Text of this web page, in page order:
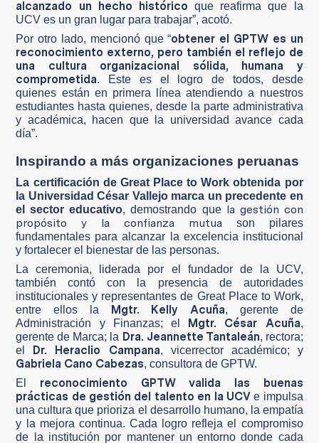
alcanzado un hecho histórico que reafirma que la
UCV es un gran lugar para trabajar”, acotó.
Por otro lado, mencionó que “obtener el GPTW es un
reconocimiento externo, pero también el reflejo de
una cultura organizacional sólida, humana y
comprometida. Este es el logro de todos, desde
quienes están en primera línea atendiendo a nuestros
estudiantes hasta quienes, desde la parte administrativa
y académica, hacen que la universidad avance cada
día”.
Inspirando a más organizaciones peruanas
La certificación de Great Place to Work obtenida por
la Universidad César Vallejo marca un precedente en
el sector educativo, demostrando que la gestión con
propósito y la confianza mutua son pilares
fundamentales para alcanzar la excelencia institucional
y fortalecer el bienestar de las personas.
La ceremonia, liderada por el fundador de la UCV,
también contó con la presencia de autoridades
institucionales y representantes de Great Place to Work,
entre ellos la Mgtr. Kelly Acuña, gerente de
Administración y Finanzas; el Mgtr. César Acuña,
gerente de Marca; la Dra. Jeannette Tantaleán, rectora;
el Dr. Heraclio Campana, vicerrector académico; y
Gabriela Cano Cabezas, consultora de GPTW.
El reconocimiento GPTW valida las buenas
prácticas de gestión del talento en la UCVe impulsa
una cultura que prioriza el desarrollo humano, la empatía
y la mejora continua. Cada logro refleja el compromiso
de la institución por mantener un entorno donde cada